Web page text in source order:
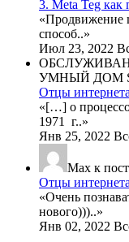
3. Meta Teg как
«Продвижение
способ..»
Июл 23, 2022
УМНЫЙ ДОМ
Отцы
«[…] о
1971 г..»
Янв 25, 2022
Max к
Отцы
«Очень
нового)))..»
Янв 02, 2022